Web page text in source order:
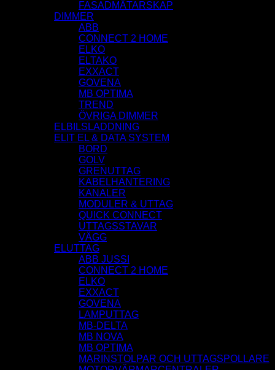
FASADMÄTARSKAP
DIMMER
ABB
CONNECT 2 HOME
ELKO
ELTAKO
EXXACT
GOVENA
MB OPTIMA
TREND
ÖVRIGA DIMMER
ELBILSLADDNING
ELIT EL & DATA SYSTEM
BORD
GOLV
GRENUTTAG
KABELHANTERING
KANALER
MODULER & UTTAG
QUICK CONNECT
UTTAGSSTAVAR
VÄGG
ELUTTAG
ABB JUSSI
CONNECT 2 HOME
ELKO
EXXACT
GOVENA
LAMPUTTAG
MB-DELTA
MB NOVA
MB OPTIMA
MARINSTOLPAR OCH UTTAGSPOLLARE